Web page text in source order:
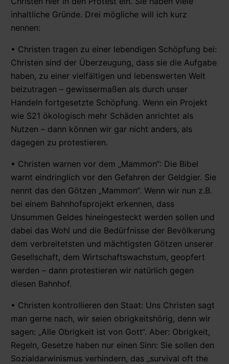
inhaltliche Gründe. Drei mögliche will ich kurz
nennen:
• Christen tragen zu einer lebendigen Schöpfung bei:
Christen sind der Überzeugung, dass sie die Aufgabe
haben, zu einer vielfältigen und lebenswerten Welt
beizutragen – gewissermaßen als durch unser
Handeln fortgesetzte Schöpfung. Wenn ein Projekt
wie S21 ökologisch mehr Schäden anrichtet als
Nutzen – dann können wir gar nicht anders, als
dagegen zu protestieren.
• Christen warnen vor dem „Mammon“: Die Bibel
warnt eindringlich vor den Gefahren der Geldgier. Sie
nennt das den Götzen „Mammon“. Wenn wir nun z.B.
bei einem Bahnhofsprojekt erkennen, dass
Unsummen Geldes hineingesteckt werden sollen und
dabei das Wohl und die Bedürfnisse der Bevölkerung
dem verbreitetsten und mächtigsten Götzen unserer
Gesellschaft, dem Wirtschaftswachstum, geopfert
werden – dann protestieren wir natürlich gegen
diesen Bahnhof.
• Christen kontrollieren den Staat: Uns Christen sagt
man gerne nach, wir seien obrigkeitshörig, denn wir
sagen: „Alle Obrigkeit ist von Gott“. Aber: Obrigkeit,
Regeln, Gesetze haben nur einen Sinn: Sie sollen den
Sozialdarwinismus verhindern, das „survival oft the